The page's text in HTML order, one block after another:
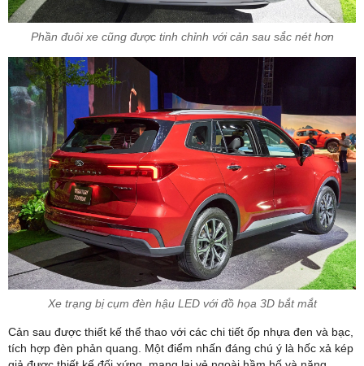
Phần đuôi xe cũng được tinh chỉnh với cản sau sắc nét hơn
Xe trạng bị cụm đèn hậu LED với đồ họa 3D bắt mắt
Cản sau được thiết kế thể thao với các chi tiết ốp nhựa đen và bạc,
tích hợp đèn phản quang. Một điểm nhấn đáng chú ý là hốc xả kép
ĐĂNG KÝ NHẬN KHUYẾN
MÃI
Ford Gia Định triển khaiChương trình khuyến mãi Trong Tháng
với những ưu đãiHấp Dẫn - Hỗ trợ đăng ký đăng kiểm - Giao xe
tận nhàkhi mua xe FORD.Khi Quý Khách mua xe EVEREST,
RANGER, EXPLORER & TERRITORY
*